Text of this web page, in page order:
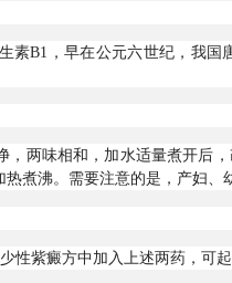
素B1，早在公元六世纪，我
两味相和，加水适量煮开后
煮沸。需要注意的是，产妇、
性紫癜方中加入上述两药，可